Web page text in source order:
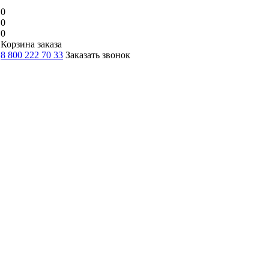
0
0
0
Корзина заказа
8 800 222 70 33 Заказать звонок